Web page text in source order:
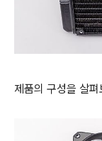
제품의 구성을 살